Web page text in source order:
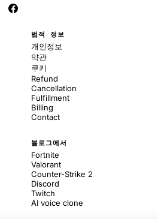
법적 정보
개인정보
약관
쿠키
Refund
Cancellation
Fulfillment
Billing
Contact
블로그에서
Fortnite
Valorant
Counter-Strike 2
Discord
Twitch
AI voice clone